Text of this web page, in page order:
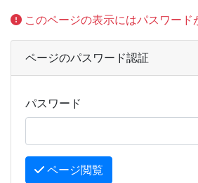
このページの表示にはパスワード
ページのパスワード認証
パスワード
ページ閲覧